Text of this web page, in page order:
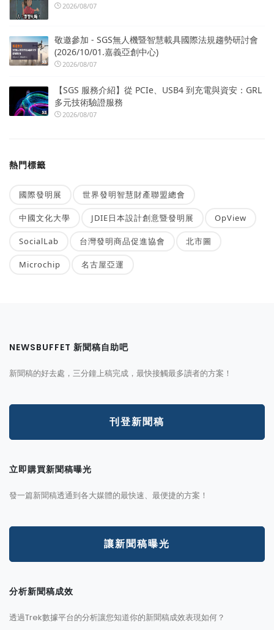
2026/08/07
敬邀參加 - SGS無人機暨智慧載具國際法規趨勢研討會
(2026/10/01.嘉義亞創中心)
2026/08/07
【SGS 服務介紹】從 PCIe、USB4 到充電與資安：GRL
多元技術驗證服務
2026/08/07
熱門標籤
國際發明展 世界發明智慧財產聯盟總會
中國文化大學 JDIE日本設計創意暨發明展 OpView
SocialLab 台灣發明商品促進協會 北市圖
Microchip 名古屋亞運
NEWSBUFFET 新聞稿自助吧
新聞稿的好去處，三分鐘上稿完成，最快接觸最多讀者的方案！
刊登新聞稿
立即購買新聞稿曝光
發一篇新聞稿透通到各大媒體的最快速、最便捷的方案！
讓新聞稿曝光
分析新聞稿成效
透過Trek數據平台的分析讓您知道你的新聞稿成效表現如何？